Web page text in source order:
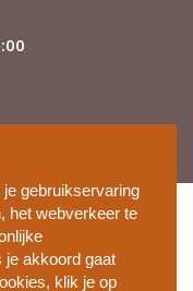
gebruikservaring
het webverkeer te
je akkoord gaat
klik je op
de beste prijs-
de Premium serie
monteer je